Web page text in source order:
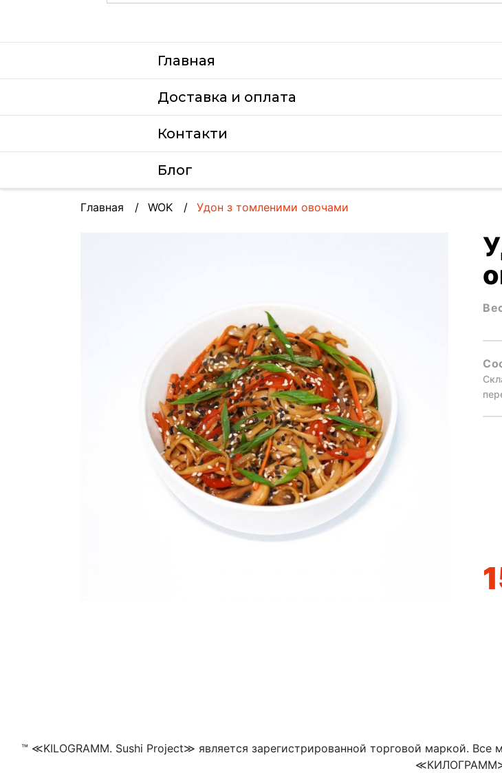
Главная
Доставка и оплата
Контакти
Блог
Главная WOK Удон з томленими овочами
™ ≪KILOGRAMM. Sushi Project≫ является зарегистрированной торговой маркой.